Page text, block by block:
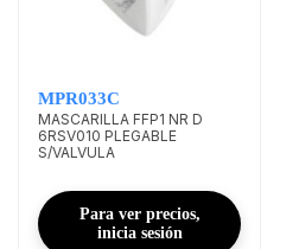
MPR033C
MASCARILLA FFP1 NR D
6RSV010 PLEGABLE
S/VALVULA
Para ver precios,
inicia sesión